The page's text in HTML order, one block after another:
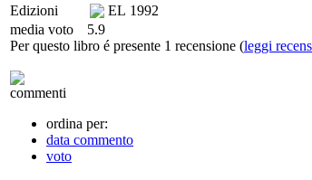
Edizioni
EL 1992
media voto
5.9
Per questo libro é presente 1 recensione (leggi
commenti
ordina per:
data commento
voto